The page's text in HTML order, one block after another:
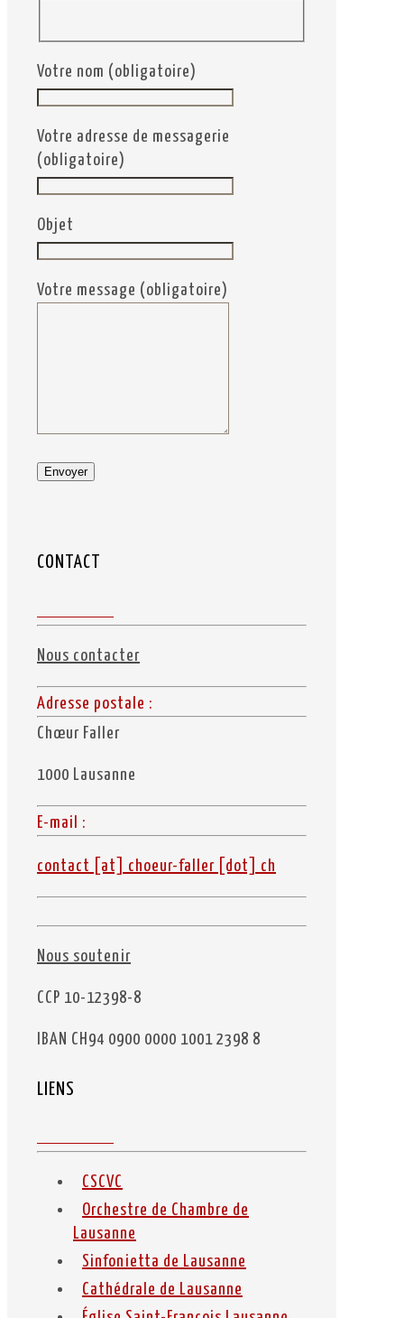
Votre nom (obligatoire)
Votre adresse de messagerie
(obligatoire)
Objet
Votre message (obligatoire)
CONTACT
Nous contacter
Adresse postale :
Chœur Faller
1000 Lausanne
E-mail :
contact [at] choeur-faller [dot] ch
Nous soutenir
CCP 10-12398-8
IBAN CH94 0900 0000 1001 2398 8
LIENS
CSCVC
Orchestre de Chambre de
Lausanne
Sinfonietta de Lausanne
Cathédrale de Lausanne